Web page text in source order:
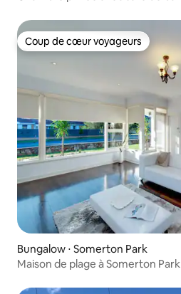
Coup de cœur voyageurs
Coup de cœur voyageurs
Bungalow ⋅ Somerton Park
Maison de plage à Somerton